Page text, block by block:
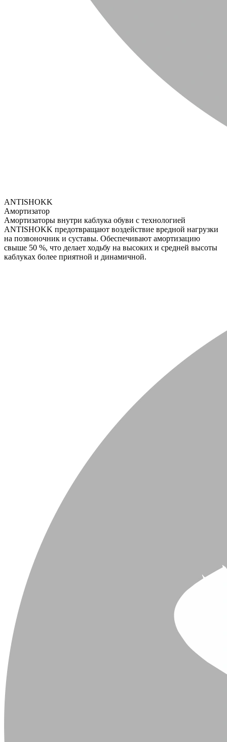
ANTISHOKK
Амортизатор
Амортизаторы внутри каблука обуви с технологией
ANTISHOKK предотвращают воздействие вредной нагрузки
на позвоночник и суставы. Обеспечивают амортизацию
свыше 50 %, что делает ходьбу на высоких и средней высоты
каблуках более приятной и динамичной.